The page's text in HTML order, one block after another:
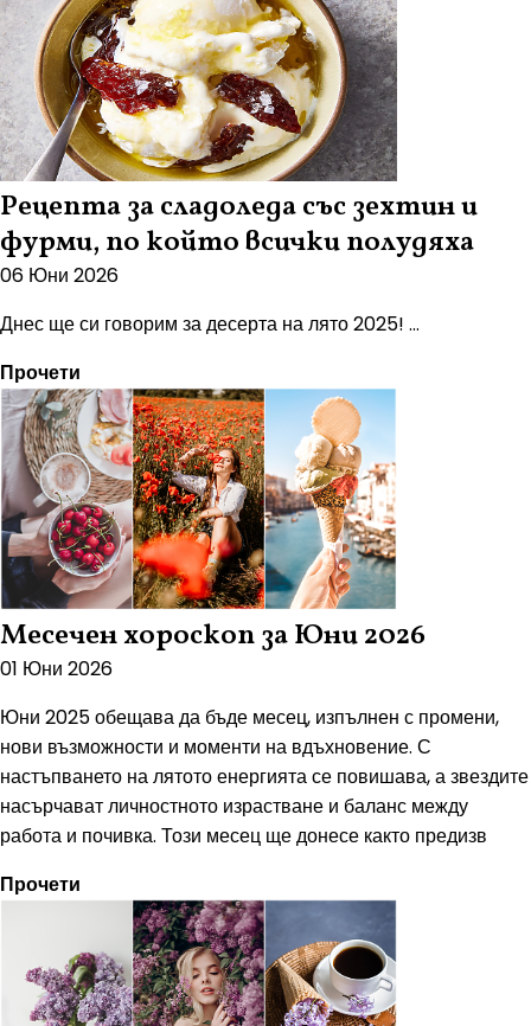
Рецепта за сладоледа със зехтин и
фурми, по който всички полудяха
06 Юни 2026
Днес ще си говорим за десерта на лято 2025! ...
Прочети
Месечен хороскоп за Юни 2026
01 Юни 2026
Юни 2025 обещава да бъде месец, изпълнен с промени,
нови възможности и моменти на вдъхновение. С
настъпването на лятото енергията се повишава, а звездите
насърчават личностното израстване и баланс между
работа и почивка. Този месец ще донесе както предизв
Прочети